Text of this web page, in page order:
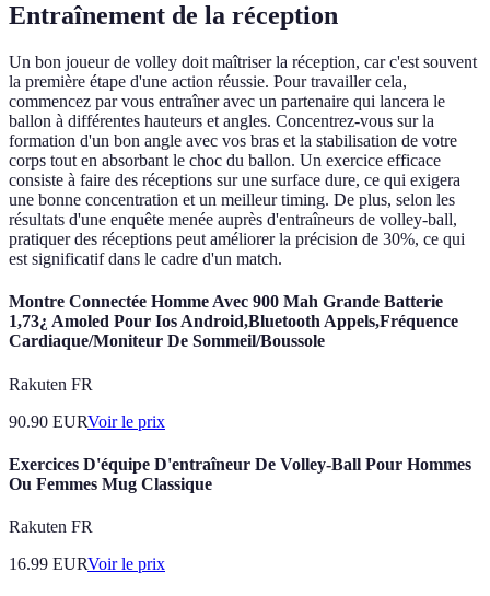
Entraînement de la réception
Un bon joueur de volley doit maîtriser la réception, car c'est souvent
la première étape d'une action réussie. Pour travailler cela,
commencez par vous entraîner avec un partenaire qui lancera le
ballon à différentes hauteurs et angles. Concentrez-vous sur la
formation d'un bon angle avec vos bras et la stabilisation de votre
corps tout en absorbant le choc du ballon. Un exercice efficace
consiste à faire des réceptions sur une surface dure, ce qui exigera
une bonne concentration et un meilleur timing. De plus, selon les
résultats d'une enquête menée auprès d'entraîneurs de volley-ball,
pratiquer des réceptions peut améliorer la précision de 30%, ce qui
est significatif dans le cadre d'un match.
Montre Connectée Homme Avec 900 Mah Grande Batterie
1,73¿ Amoled Pour Ios Android,Bluetooth Appels,Fréquence
Cardiaque/Moniteur De Sommeil/Boussole
Rakuten FR
90.90 EURVoir le prix
Exercices D'équipe D'entraîneur De Volley-Ball Pour Hommes
Ou Femmes Mug Classique
Rakuten FR
16.99 EURVoir le prix